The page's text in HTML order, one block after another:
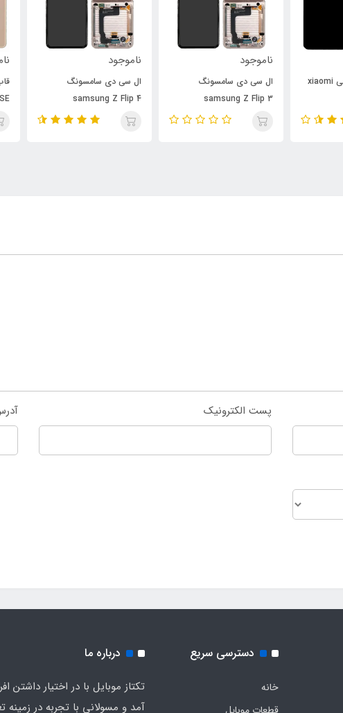
ال سی دی شیائومی xiaomi
ناموجود
ال سی دی سامسونگ
samsung Z Flip 3
ناموجود
ال سی دی سامسونگ
samsung Z Flip 4
پست الکترونیک
دسترسی سریع
خانه
درباره ما
تکتاز موبایل با در اختیار داشتن
آمد و مسولانی با تجربه در زمینه